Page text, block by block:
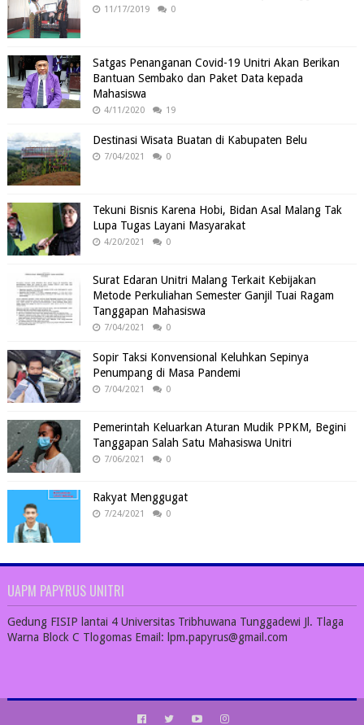
11/17/2019 0
Satgas Penanganan Covid-19 Unitri Akan Berikan
Bantuan Sembako dan Paket Data kepada
Mahasiswa
4/11/2020 19
Destinasi Wisata Buatan di Kabupaten Belu
7/04/2021 0
Tekuni Bisnis Karena Hobi, Bidan Asal Malang Tak
Lupa Tugas Layani Masyarakat
4/20/2021 0
Surat Edaran Unitri Malang Terkait Kebijakan
Metode Perkuliahan Semester Ganjil Tuai Ragam
Tanggapan Mahasiswa
7/04/2021 0
Sopir Taksi Konvensional Keluhkan Sepinya
Penumpang di Masa Pandemi
7/04/2021 0
Pemerintah Keluarkan Aturan Mudik PPKM, Begini
Tanggapan Salah Satu Mahasiswa Unitri
7/06/2021 0
Rakyat Menggugat
7/24/2021 0
UAPM PAPYRUS UNITRI
Gedung FISIP lantai 4 Universitas Tribhuwana Tunggadewi Jl. Tlaga
Warna Block C Tlogomas Email: lpm.papyrus@gmail.com